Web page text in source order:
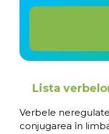
Lista
Verbele
conjugarea în